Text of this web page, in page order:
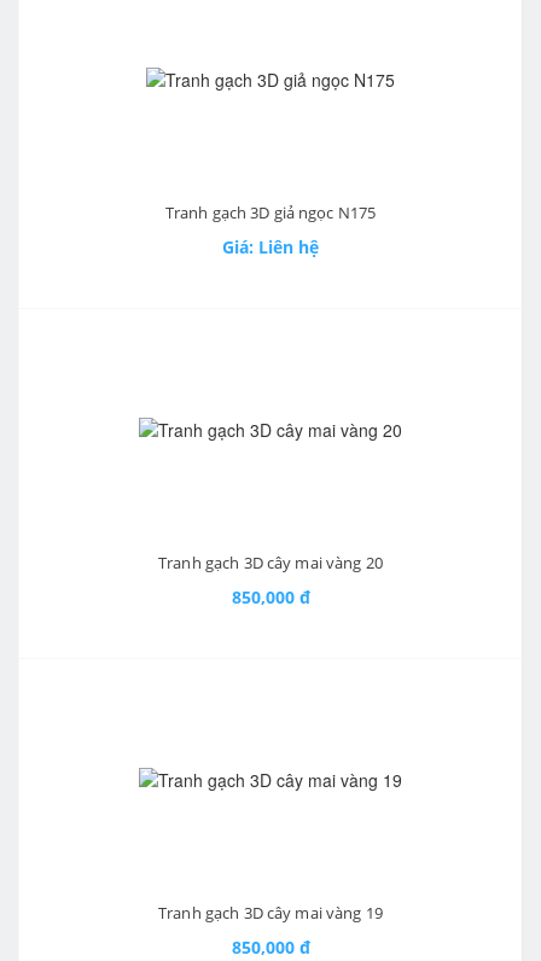
Tranh gạch 3D giả ngọc N175
Giá: Liên hệ
Tranh gạch 3D cây mai vàng 20
850,000 đ
Tranh gạch 3D cây mai vàng 19
850,000 đ